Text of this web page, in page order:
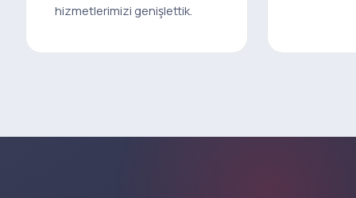
hizmetlerimizi genişlettik.